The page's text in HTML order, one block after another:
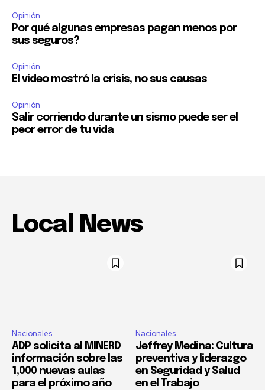
Opinión
Por qué algunas empresas pagan menos por
sus seguros?
Opinión
El video mostró la crisis, no sus causas
Opinión
Salir corriendo durante un sismo puede ser el
peor error de tu vida
Local News
Nacionales
ADP solicita al MINERD
información sobre las
1,000 nuevas aulas
para el próximo año
Nacionales
Jeffrey Medina: Cultura
preventiva y liderazgo
en Seguridad y Salud
en el Trabajo